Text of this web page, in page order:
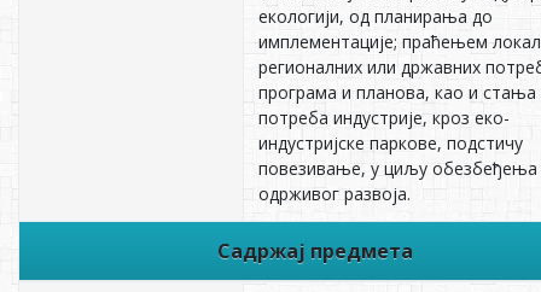
екологији, од планирања до
имплементације; праћењем
регионалних или државних
програма и планова, као и стања
потреба индустрије, кроз еко-
индустријске паркове, подстичу
повезивање, у циљу обезбеђења
одрживог развоја.
Садржај предмета